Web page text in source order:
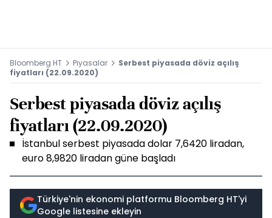
Bloomberg HT Piyasalar
Serbest piyasada döviz açılış
fiyatları (22.09.2020)
Serbest piyasada döviz açılış
fiyatları (22.09.2020)
İstanbul serbest piyasada dolar 7,6420 liradan,
euro 8,9820 liradan güne başladı
Türkiye'nin ekonomi platformu Bloomberg HT'yi
Google listesine ekleyin